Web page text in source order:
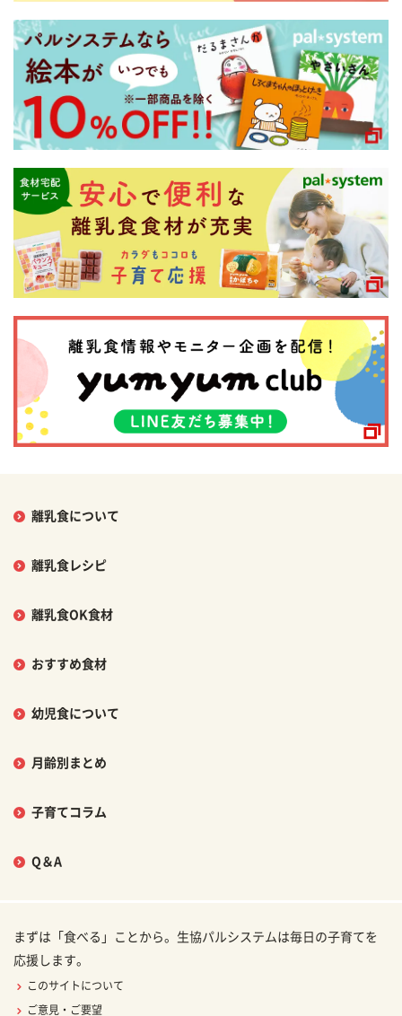
離乳食について
離乳食レシピ
離乳食OK食材
おすすめ食材
幼児食について
月齢別まとめ
子育てコラム
Q＆A
まずは「食べる」ことから。生協パルシステムは毎日の子育てを
応援します。
このサイトについて
ご意見・ご要望